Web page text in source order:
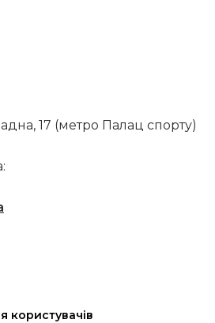
17 (метро Палац спорту)
користувачів